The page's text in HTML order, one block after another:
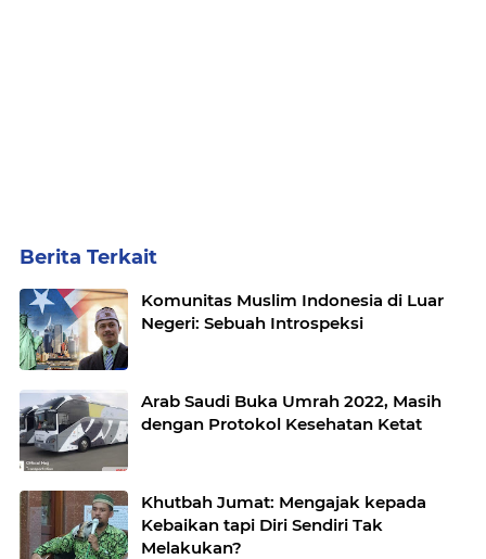
Berita Terkait
Komunitas Muslim Indonesia di Luar
Negeri: Sebuah Introspeksi
Arab Saudi Buka Umrah 2022, Masih
dengan Protokol Kesehatan Ketat
Khutbah Jumat: Mengajak kepada
Kebaikan tapi Diri Sendiri Tak
Melakukan?